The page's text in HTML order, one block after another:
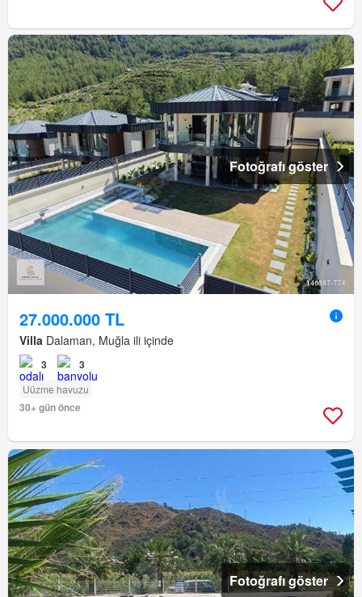
Fotoğrafı göster
27.000.000 TL
Villa Dalaman, Muğla ili içinde
3 3
Uüzme havuzu
30+ gün önce
Fotoğrafı göster